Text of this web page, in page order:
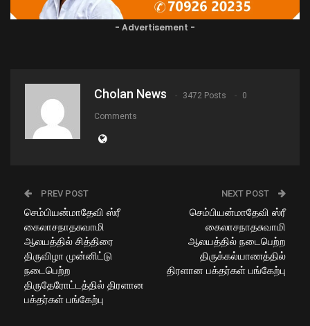
- Advertisement -
Cholan News 3472 Posts 0
Comments
PREV POST
செம்பியன்மாதேவி ஸ்ரீ
கைலாசநாதசுவாமி
ஆலயத்தில் சித்திரை
திருவிழா முன்னிட்டு
நடைபெற்ற
திருதேரோட்டத்தில் திரளான
பக்தர்கள் பங்கேற்பு
NEXT POST
செம்பியன்மாதேவி ஸ்ரீ
கைலாசநாதசுவாமி
ஆலயத்தில் நடைபெற்ற
திருக்கல்யாணத்தில்
திரளான பக்தர்கள் பங்கேற்பு